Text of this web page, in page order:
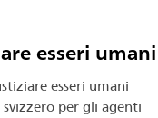
esseri umani
esseri umani
per gli agenti